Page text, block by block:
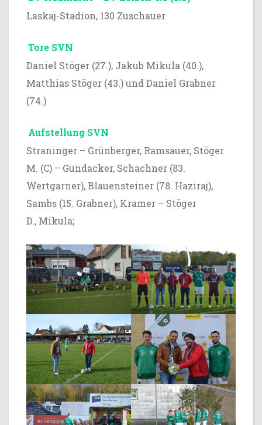
Laskaj-Stadion, 130 Zuschauer
Tore SVN
Daniel Stöger (27.), Jakub Mikula (40.),
Matthias Stöger (43.) und Daniel Grabner
(74.)
Aufstellung SVN
Straninger – Grünberger, Ramsauer, Stöger
M. (C) – Gundacker, Schachner (83.
Wertgarner), Blauensteiner (78. Haziraj),
Sambs (15. Grabner), Kramer – Stöger
D., Mikula;